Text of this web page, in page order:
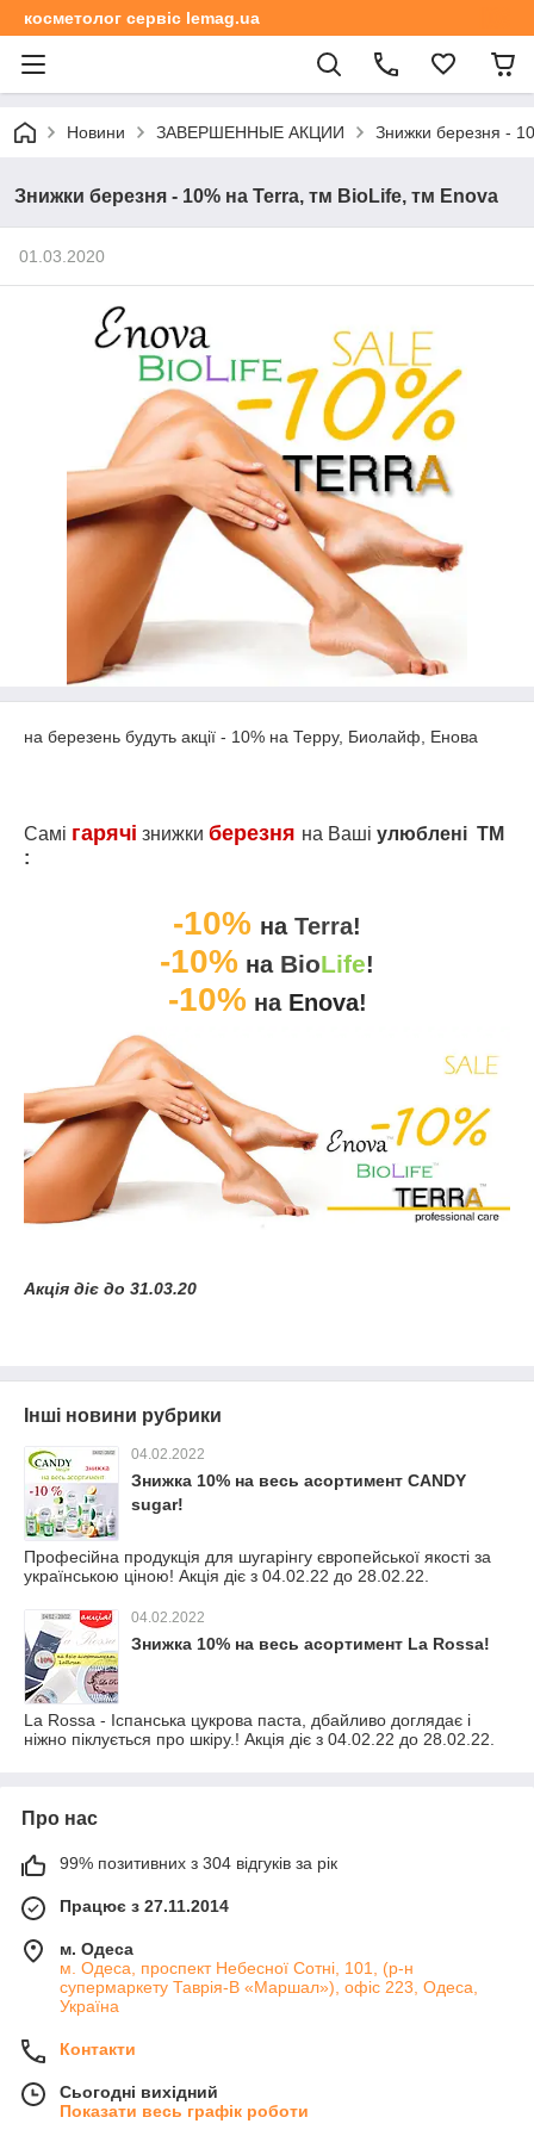
косметолог сервіс lemag.ua
Новини ЗАВЕРШЕННЫЕ АКЦИИ Знижки березня -
Знижки березня - 10% на Terra, тм BioLife, тм Enova
01.03.2020
на березень будуть акції - 10% на Терру, Биолайф, Енова
Самі гарячі знижки березня на Ваші улюблені ТМ
:
-10% на Terra!
-10% на BioLife!
-10% на Enova!
Акція діє до 31.03.20
Інші новини рубрики
04.02.2022
Знижка 10% на весь асортимент CANDY
sugar!
Професійна продукція для шугарінгу європейської якості за
українською ціною! Акція діє з 04.02.22 до 28.02.22.
04.02.2022
Знижка 10% на весь асортимент La Rossa!
La Rossa - Іспанська цукрова паста, дбайливо доглядає і
ніжно піклується про шкіру.! Акція діє з 04.02.22 до 28.02.22.
Про нас
99% позитивних з 304 відгуків за рік
Працює з 27.11.2014
м. Одеса
м. Одеса, проспект Небесної Сотні, 101, (р-н
супермаркету Таврія-В «Маршал»), офіс 223, Одеса,
Україна
Контакти
Сьогодні вихідний
Показати весь графік роботи